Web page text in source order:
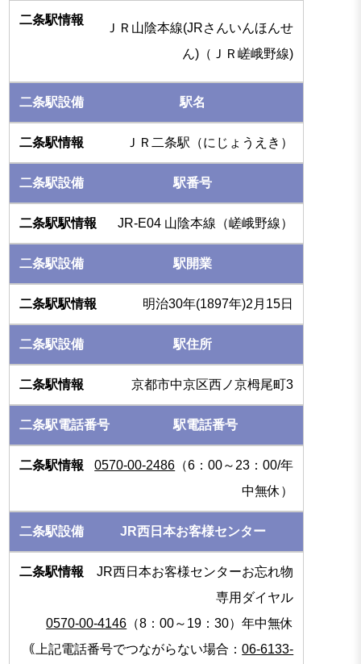
ＪＲ山陰本線(JRさんいんほんせ
ん)（ＪＲ嵯峨野線)
駅名
ＪＲ二条駅（にじょうえき）
駅番号
JR-E04 山陰本線（嵯峨野線）
駅開業
明治30年(1897年)2月15日
駅住所
京都市中京区西ノ京栂尾町3
駅電話番号
0570-00-2486 （6：00～23：00/年
中無休）
JR西日本お客様センター
JR西日本お客様センターお忘れ物
専用ダイヤル
0570-00-4146 （8：00～19：30）年中無休
｟上記電話番号でつながらない場合：06-6133-